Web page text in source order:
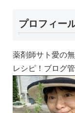
プロフィー
薬剤師サト愛の
レシピ！ブログ管